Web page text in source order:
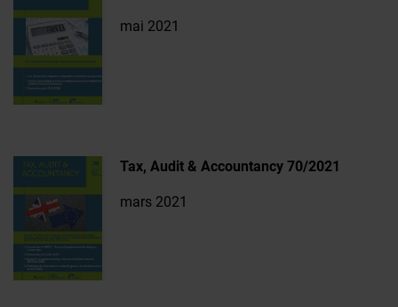
mai 2021
Tax, Audit & Accountancy 70/2021
mars 2021